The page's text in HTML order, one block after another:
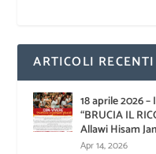
ARTICOLI RECENTI
18 aprile 2026
“BRUCIA IL
Allawi Hisam
Apr 14, 2026